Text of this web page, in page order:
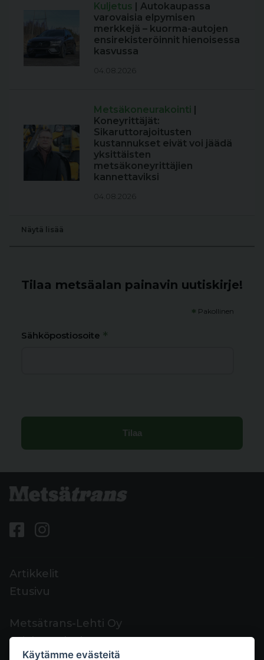
Kuljetus | Autokaupassa
varovaisia elpymisen
merkkejä – kuorma-autojen
ensirekisteröinnit hienoisessa
kasvussa
04.08.2026
Metsäkoneurakointi |
Koneyrittäjät:
Sikaruttorajoitusten
kustannukset eivät voi jäädä
yksittäisten
metsäkoneyrittäjien
kannettaviksi
04.08.2026
Näytä lisää
Tilaa metsäalan painavin uutiskirje!
* Pakollinen
Sähköpostiosoite *
Artikkelit
Etusivu
Metsätrans-Lehti Oy
Asiakaspalvelu
Käytämme evästeitä